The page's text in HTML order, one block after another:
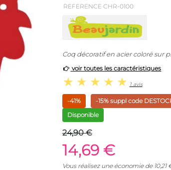
REFERENCE CHR-0100
Coq décoratif en acier coloré sur
voir toutes les caractéristiques
1 avis
-41% -15% suppl code
Disponible
24,90 €
14,69 €
Vous réalisez une économie de 10,21